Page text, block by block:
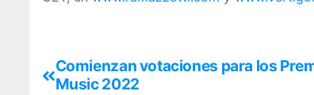
Comienzan votaciones para los
Music 2022